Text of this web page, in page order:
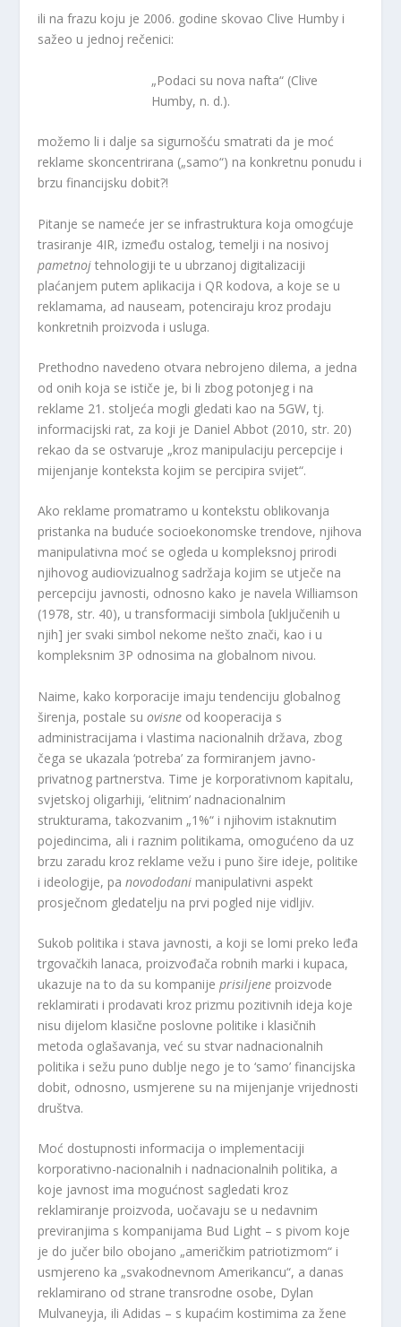
ili na frazu koju je 2006. godine skovao Clive Humby i
sažeo u jednoj rečenici:
„Podaci su nova nafta“ (Clive
Humby, n. d.).
možemo li i dalje sa sigurnošću smatrati da je moć
reklame skoncentrirana („samo“) na konkretnu ponudu i
brzu financijsku dobit?!
Pitanje se nameće jer se infrastruktura koja omogćuje
trasiranje 4IR, između ostalog, temelji i na nosivoj
pametnoj tehnologiji te u ubrzanoj digitalizaciji
plaćanjem putem aplikacija i QR kodova, a koje se u
reklamama, ad nauseam, potenciraju kroz prodaju
konkretnih proizvoda i usluga.
Prethodno navedeno otvara nebrojeno dilema, a jedna
od onih koja se ističe je, bi li zbog potonjeg i na
reklame 21. stoljeća mogli gledati kao na 5GW, tj.
informacijski rat, za koji je Daniel Abbot (2010, str. 20)
rekao da se ostvaruje „kroz manipulaciju percepcije i
mijenjanje konteksta kojim se percipira svijet“.
Ako reklame promatramo u kontekstu oblikovanja
pristanka na buduće socioekonomske trendove, njihova
manipulativna moć se ogleda u kompleksnoj prirodi
njihovog audiovizualnog sadržaja kojim se utječe na
percepciju javnosti, odnosno kako je navela Williamson
(1978, str. 40), u transformaciji simbola [uključenih u
njih] jer svaki simbol nekome nešto znači, kao i u
kompleksnim 3P odnosima na globalnom nivou.
Naime, kako korporacije imaju tendenciju globalnog
širenja, postale suovisne od kooperacija s
administracijama i vlastima nacionalnih država, zbog
čega se ukazala ‘potreba’ za formiranjem javno-
privatnog partnerstva. Time je korporativnom kapitalu,
svjetskoj oligarhiji, ‘elitnim’ nadnacionalnim
strukturama, takozvanim „1%“ i njihovim istaknutim
pojedincima, ali i raznim politikama, omogućeno da uz
brzu zaradu kroz reklame vežu i puno šire ideje, politike
i ideologije, panovododani manipulativni aspekt
prosječnom gledatelju na prvi pogled nije vidljiv.
Sukob politika i stava javnosti, a koji se lomi preko leđa
trgovačkih lanaca, proizvođača robnih marki i kupaca,
ukazuje na to da su kompanijeprisiljene proizvode
reklamirati i prodavati kroz prizmu pozitivnih ideja koje
nisu dijelom klasične poslovne politike i klasičnih
metoda oglašavanja, već su stvar nadnacionalnih
politika i sežu puno dublje nego je to ‘samo’ financijska
dobit, odnosno, usmjerene su na mijenjanje vrijednosti
društva.
Moć dostupnosti informacija o implementaciji
korporativno-nacionalnih i nadnacionalnih politika, a
koje javnost ima mogućnost sagledati kroz
reklamiranje proizvoda, uočavaju se u nedavnim
previranjima s kompanijama Bud Light – s pivom koje
je do jučer bilo obojano „američkim patriotizmom“ i
usmjereno ka „svakodnevnom Amerikancu“, a danas
reklamirano od strane transrodne osobe, Dylan
Mulvaneyja, ili Adidas – s kupaćim kostimima za žene